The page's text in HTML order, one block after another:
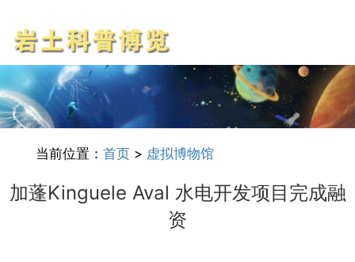
当前位置： 首页> 虚拟博物馆
加蓬Kinguele Aval 水电开发项目完成融
资